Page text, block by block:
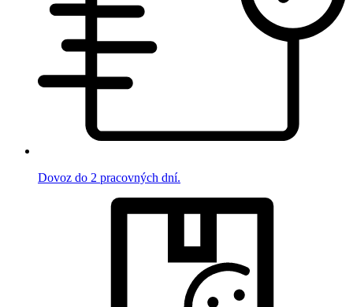
Dovoz do 2 pracovných dní.